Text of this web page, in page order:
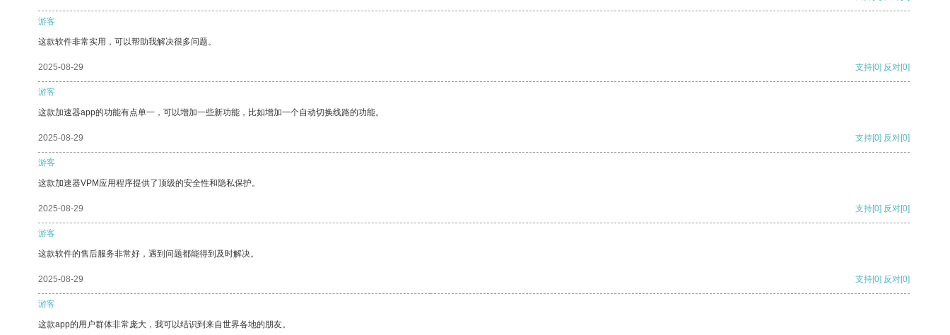
游客
这款软件非常实用，可以帮助我解决很多问题。
2025-08-29 支持[0] 反对[0]
游客
这款加速器app的功能有点单一，可以增加一些新功能，比如增加一个自动切换线路的功能。
2025-08-29 支持[0] 反对[0]
游客
这款加速器VPM应用程序提供了顶级的安全性和隐私保护。
2025-08-29 支持[0] 反对[0]
游客
这款软件的售后服务非常好，遇到问题都能得到及时解决。
2025-08-29 支持[0] 反对[0]
游客
这款app的用户群体非常庞大，我可以结识到来自世界各地的朋友。